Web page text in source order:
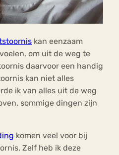
kan eenzaam
om uit de weg te
daarvoor een handig
kan niet alles
ik van alles uit de weg
sommige dingen zijn
komen veel voor bij
Zelf heb ik deze